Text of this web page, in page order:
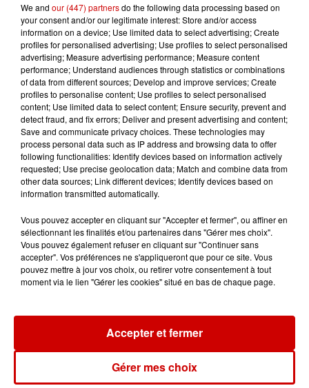
Gagnez vos places pour le
festival Marché Gourmand 2026
à Coulon !
Le Duel - Gagnez vos entrées
pour l'un des zoos de nos
régions !
Destination Vacances - Gagnez
votre séjour en famille au cœur
de la...
Newsletter
We and our (447) partnersdo the following data processing based on
your consent and/or our legitimate interest: Store and/or access
information on a device; Use limited data to select advertising; Create
profiles for personalised advertising; Use profiles to select personalised
advertising; Measure advertising performance; Measure content
performance; Understand audiences through statistics or combinations
of data from different sources; Develop and improve services; Create
profiles to personalise content; Use profiles to select personalised
content; Use limited data to select content; Ensure security, prevent and
detect fraud, and fix errors; Deliver and present advertising and content;
Save and communicate privacy choices. These technologies may
process personal data such as IP address and browsing data to offer
following functionalities: Identify devices based on information actively
requested; Use precise geolocation data; Match and combine data from
other data sources; Link different devices; Identify devices based on
information transmitted automatically.
Vous pouvez accepter en cliquant sur "Accepter et fermer", ou affiner en
sélectionnant les finalités et/ou partenaires dans "Gérer mes choix".
Vous pouvez également refuser en cliquant sur "Continuer sans
accepter". Vos préférences ne s'appliqueront que pour ce site. Vous
pouvez mettre à jour vos choix, ou retirer votre consentement à tout
moment via le lien "Gérer les cookies" situé en bas de chaque page.
Gérer mes choix
Accepter et fermer